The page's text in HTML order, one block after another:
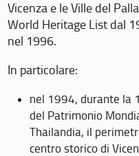
Vicenza e le Ville del
World Heritage List dal
nel 1996.
In particolare:
nel 1994, durante la
del Patrimonio
Thailandia, il
centro storico di